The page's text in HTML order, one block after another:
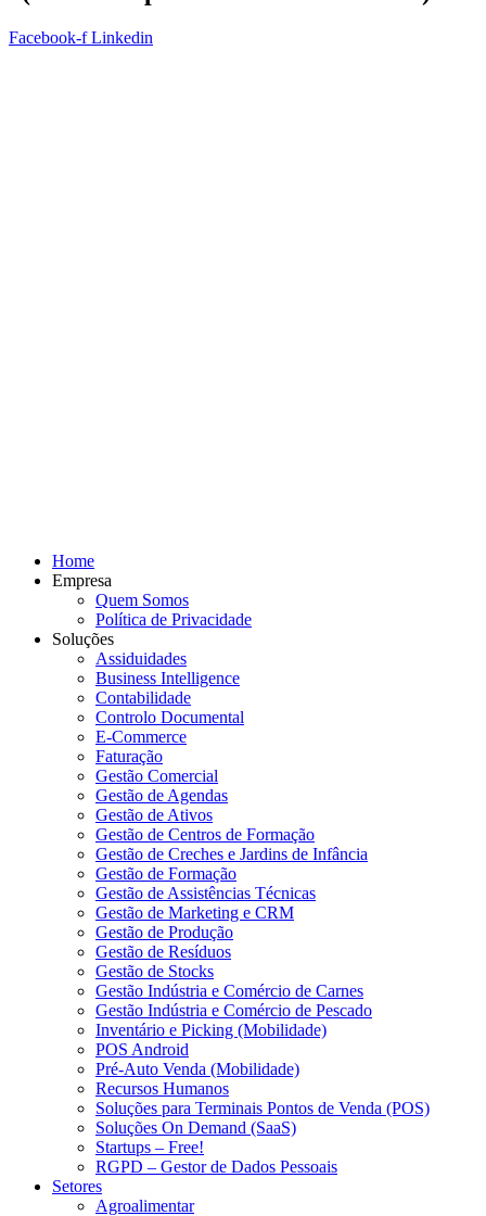
Facebook-f Linkedin
Home
Empresa
Quem Somos
Política de Privacidade
Soluções
Assiduidades
Business Intelligence
Contabilidade
Controlo Documental
E-Commerce
Faturação
Gestão Comercial
Gestão de Agendas
Gestão de Ativos
Gestão de Centros de Formação
Gestão de Creches e Jardins de Infância
Gestão de Formação
Gestão de Assistências Técnicas
Gestão de Marketing e CRM
Gestão de Produção
Gestão de Resíduos
Gestão de Stocks
Gestão Indústria e Comércio de Carnes
Gestão Indústria e Comércio de Pescado
Inventário e Picking (Mobilidade)
POS Android
Pré-Auto Venda (Mobilidade)
Recursos Humanos
Soluções para Terminais Pontos de Venda (POS)
Soluções On Demand (SaaS)
Startups – Free!
RGPD – Gestor de Dados Pessoais
Setores
Agroalimentar